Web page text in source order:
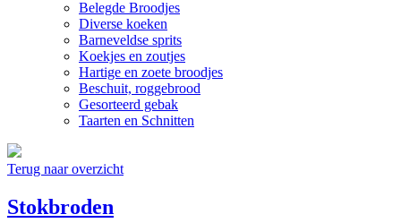
Belegde Broodjes
Diverse koeken
Barneveldse sprits
Koekjes en zoutjes
Hartige en zoete broodjes
Beschuit, roggebrood
Gesorteerd gebak
Taarten en Schnitten
Terug naar overzicht
Stokbroden